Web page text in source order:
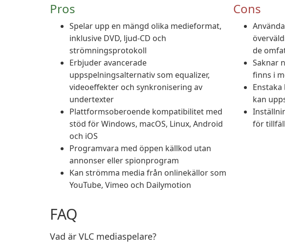
Pros
Spelar upp en mängd olika medieformat,
inklusive DVD, ljud-CD och
strömningsprotokoll
Erbjuder avancerade
uppspelningsalternativ som equalizer,
videoeffekter och synkronisering av
undertexter
Plattformsoberoende kompatibilitet med
stöd för Windows, macOS, Linux, Android
och iOS
Programvara med öppen källkod utan
annonser eller spionprogram
Kan strömma media från onlinekällor som
YouTube, Vimeo och Dailymotion
Cons
de
Saknar
finns i
kan
för
FAQ
Vad är VLC mediaspelare?